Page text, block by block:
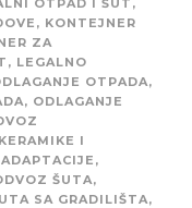
, KONTEJNER
ZA
, LEGALNO
OTPADA,
, ODLAGANJE
I
,
ŠUTA,
SA GRADILIŠTA,